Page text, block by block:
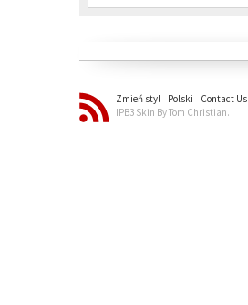
Zmień styl Polski Contact Us
IPB3 Skin By Tom Christian.